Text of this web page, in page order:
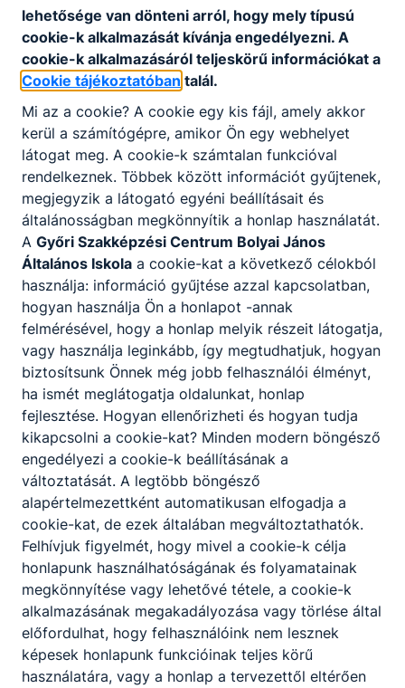
5. évfolyam
Kémia
7-8. évfolyam
Környezetismeret
3-4. évfolyam
Magyar nyelv és Irodalom
1-2. évfolyam
3-4. évfolyam
5-8. évfolyam
Matematika
1-2. évfolyam
3-4. évfolyam
5-8. évfolyam
Osztályfőnöki
5-8. évfolyam
lehetősége van dönteni arról, hogy mely típusú
cookie-k alkalmazását kívánja engedélyezni. A
cookie-k alkalmazásáról teljeskörű információkat a
Cookie tájékoztatóban talál.
Mi az a cookie? A cookie egy kis fájl, amely akkor
kerül a számítógépre, amikor Ön egy webhelyet
látogat meg. A cookie-k számtalan funkcióval
rendelkeznek. Többek között információt gyűjtenek,
megjegyzik a látogató egyéni beállításait és
általánosságban megkönnyítik a honlap használatát.
A Győri Szakképzési Centrum Bolyai János
Általános Iskola a cookie-kat a következő célokból
használja: információ gyűjtése azzal kapcsolatban,
hogyan használja Ön a honlapot -annak
felmérésével, hogy a honlap melyik részeit látogatja,
vagy használja leginkább, így megtudhatjuk, hogyan
biztosítsunk Önnek még jobb felhasználói élményt,
ha ismét meglátogatja oldalunkat, honlap
fejlesztése. Hogyan ellenőrizheti és hogyan tudja
kikapcsolni a cookie-kat? Minden modern böngésző
engedélyezi a cookie-k beállításának a
változtatását. A legtöbb böngésző
alapértelmezettként automatikusan elfogadja a
cookie-kat, de ezek általában megváltoztathatók.
Felhívjuk figyelmét, hogy mivel a cookie-k célja
honlapunk használhatóságának és folyamatainak
megkönnyítése vagy lehetővé tétele, a cookie-k
alkalmazásának megakadályozása vagy törlése által
előfordulhat, hogy felhasználóink nem lesznek
képesek honlapunk funkcióinak teljes körű
használatára, vagy a honlap a tervezettől eltérően